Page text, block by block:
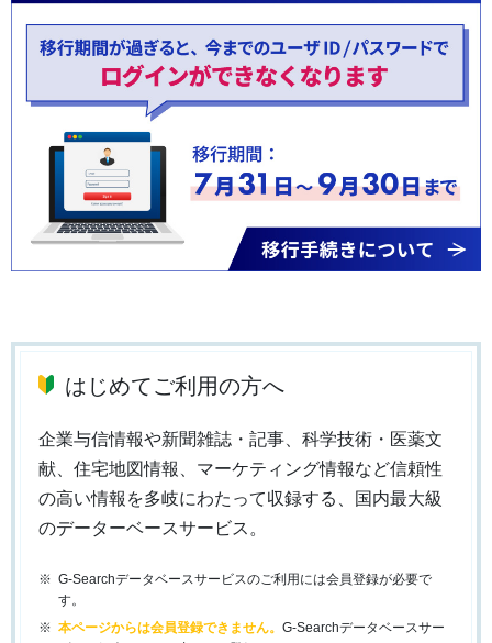
はじめてご利用の方へ
企業与信情報や新聞雑誌・記事、科学技術・医薬文
献、住宅地図情報、マーケティング情報など信頼性
の高い情報を多岐にわたって収録する、国内最大級
のデーターベースサービス。
G-Searchデータベースサービスのご利用には会員登録が必要で
す。
本ページからは会員登録できません。 G-Searchデータベースサー